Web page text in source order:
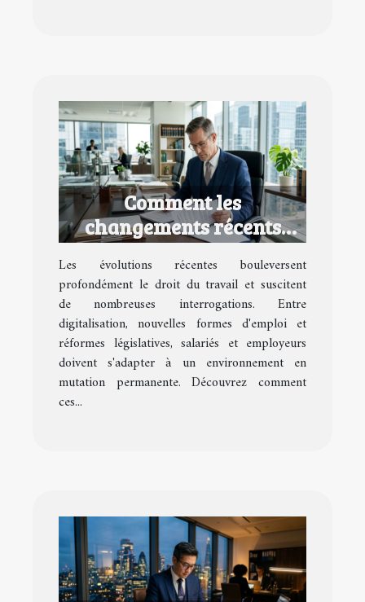
Comment les
changements récents
impactent-ils le droit du
travail ?
Les évolutions récentes bouleversent
profondément le droit du travail et suscitent
de nombreuses interrogations. Entre
digitalisation, nouvelles formes d'emploi et
réformes législatives, salariés et employeurs
doivent s'adapter à un environnement en
mutation permanente. Découvrez comment
ces...